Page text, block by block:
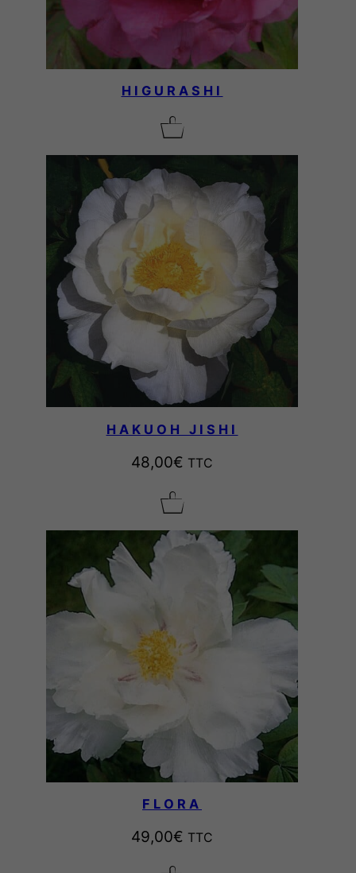
HIGURASHI
HAKUOH JISHI
48,00€ TTC
FLORA
49,00€ TTC